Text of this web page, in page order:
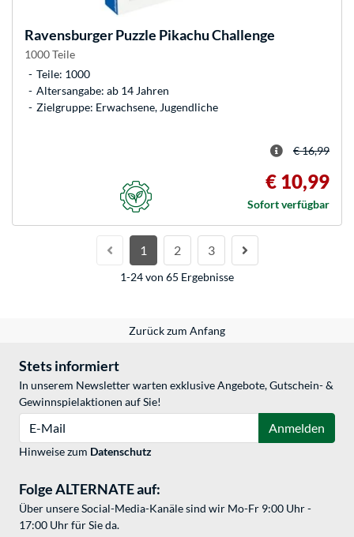
RavensburgerPuzzle Pikachu Challenge
1000 Teile
Teile: 1000
Altersangabe: ab 14 Jahren
Zielgruppe: Erwachsene, Jugendliche
€ 16,99
€ 10,99
Sofort verfügbar
1 2 3
1-24 von 65 Ergebnisse
Zurück zum Anfang
Stets informiert
In unserem Newsletter warten exklusive Angebote, Gutschein- &
Gewinnspielaktionen auf Sie!
Anmelden
Hinweise zum Datenschutz
Folge ALTERNATE auf:
Über unsere Social-Media-Kanäle sind wir Mo-Fr 9:00 Uhr -
17:00 Uhr für Sie da.